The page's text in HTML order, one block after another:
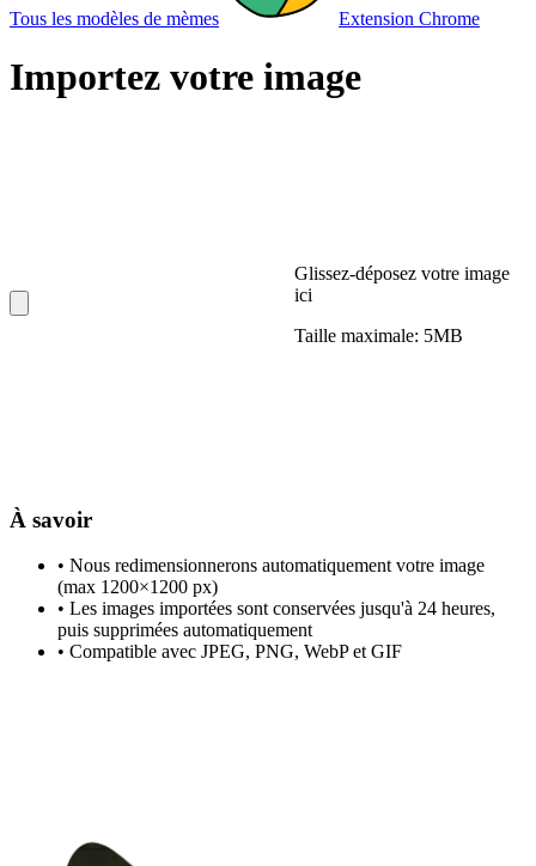
Tous les modèles de mèmes Extension Chrome
Importez votre image
Glissez-déposez votre image
ici
Taille maximale: 5MB
À savoir
• Nous redimensionnerons automatiquement votre image
(max 1200×1200 px)
• Les images importées sont conservées jusqu'à 24 heures,
puis supprimées automatiquement
• Compatible avec JPEG, PNG, WebP et GIF